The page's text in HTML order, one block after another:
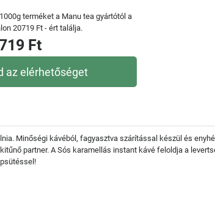
terméket a Manu tea gyártótól a
20719 Ft - ért találja.
Ft
az elérhetőséget
Minőségi kávéból, fagyasztva szárítással készül és
partner. A Sós karamellás instant kávé feloldja a